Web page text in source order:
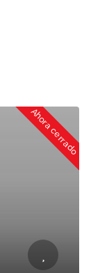
Ahora cerrado